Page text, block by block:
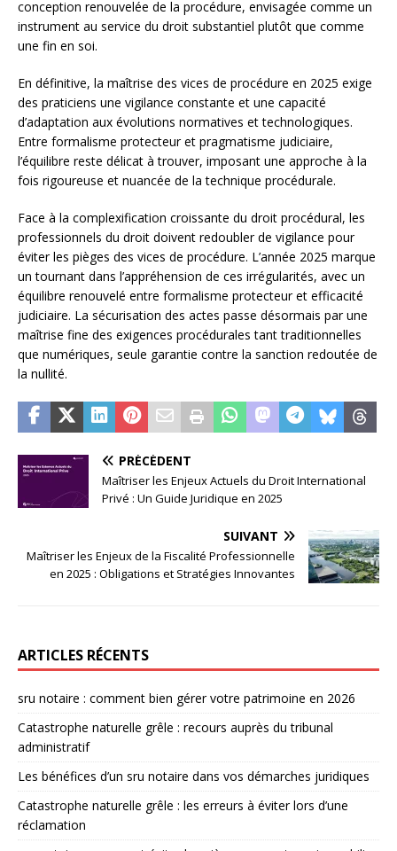
conception renouvelée de la procédure, envisagée comme un
instrument au service du droit substantiel plutôt que comme
une fin en soi.
En définitive, la maîtrise des vices de procédure en 2025 exige
des praticiens une vigilance constante et une capacité
d’adaptation aux évolutions normatives et technologiques.
Entre formalisme protecteur et pragmatisme judiciaire,
l’équilibre reste délicat à trouver, imposant une approche à la
fois rigoureuse et nuancée de la technique procédurale.
Face à la complexification croissante du droit procédural, les
professionnels du droit doivent redoubler de vigilance pour
éviter les pièges des vices de procédure. L’année 2025 marque
un tournant dans l’appréhension de ces irrégularités, avec un
équilibre renouvelé entre formalisme protecteur et efficacité
judiciaire. La sécurisation des actes passe désormais par une
maîtrise fine des exigences procédurales tant traditionnelles
que numériques, seule garantie contre la sanction redoutée de
la nullité.
PRÉCÉDENT
Maîtriser les Enjeux Actuels du Droit International
Privé : Un Guide Juridique en 2025
SUIVANT
Maîtriser les Enjeux de la Fiscalité Professionnelle
en 2025 : Obligations et Stratégies Innovantes
ARTICLES RÉCENTS
sru notaire : comment bien gérer votre patrimoine en 2026
Catastrophe naturelle grêle : recours auprès du tribunal
administratif
Les bénéfices d’un sru notaire dans vos démarches juridiques
Catastrophe naturelle grêle : les erreurs à éviter lors d’une
réclamation